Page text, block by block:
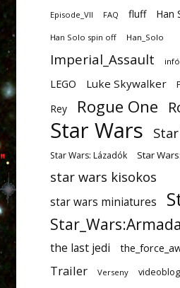
Episode_VII FAQ fluff Han
Han Solo spin off Han_Solo
Imperial_Assault
LEGO Luke Skywalker
Rey
Rogue One
Star Wars
Star Wars: Lázadók Star
star wars kisokos
star wars miniatures
Star_Wars:Armada
the last jedi
Trailer Verseny videoblog